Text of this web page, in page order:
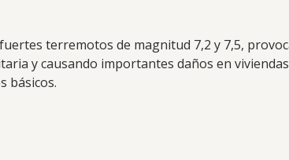
terremotos de magnitud 7,2 y 7,5,
y causando importantes daños en
básicos.